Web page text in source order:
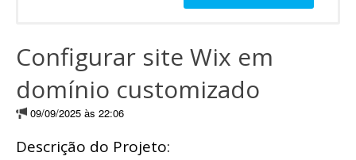
Configurar site Wix em
domínio customizado
09/09/2025 às 22:06
Descrição do Projeto: